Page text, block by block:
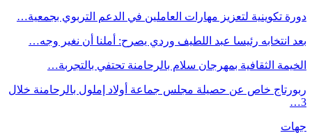
دورة تكوينية لتعزيز مهارات العاملين في الدعم التربوي بجمعية…
بعد انتخابه رئيسا عبد اللطيف وردي يصرح: أملنا أن نغير وجه…
الخيمة الثقافية بمهرجان سلام بالرحامنة تحتفي بالتجربة…
ربورتاج خاص عن حصيلة مجلس جماعة أولاد إملول بالرحامنة خلال
3…
جهات